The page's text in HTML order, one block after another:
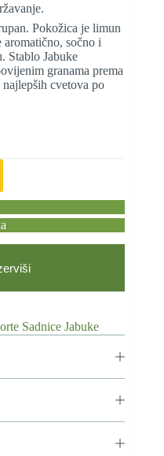
Pokožica je limun
aromatično, sočno i
Stablo Jabuke
granama prema
cvetova po
Sadnice Jabuke